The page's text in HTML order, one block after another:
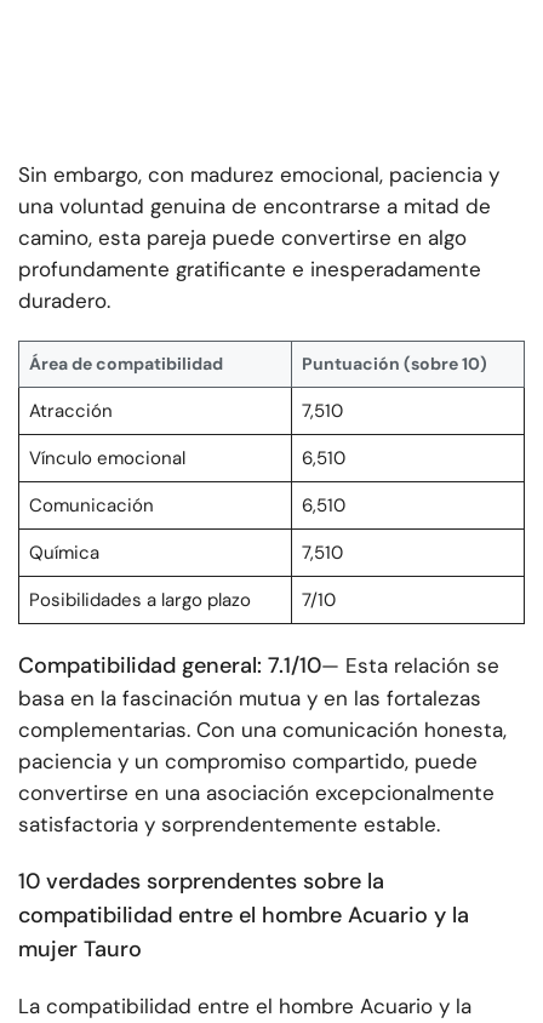
Sin embargo, con madurez emocional, paciencia y
una voluntad genuina de encontrarse a mitad de
camino, esta pareja puede convertirse en algo
profundamente gratificante e inesperadamente
duradero.
Área de compatibilidad Puntuación (sobre 10)
Atracción
7,510
Vínculo emocional
6,510
Comunicación
6,510
Química
7,510
Posibilidades a largo plazo
7/10
Compatibilidad general: 7.1/10— Esta relación se
basa en la fascinación mutua y en las fortalezas
complementarias. Con una comunicación honesta,
paciencia y un compromiso compartido, puede
convertirse en una asociación excepcionalmente
satisfactoria y sorprendentemente estable.
10 verdades sorprendentes sobre la
compatibilidad entre el hombre Acuario y la
mujer Tauro
La compatibilidad entre el hombre Acuario y la